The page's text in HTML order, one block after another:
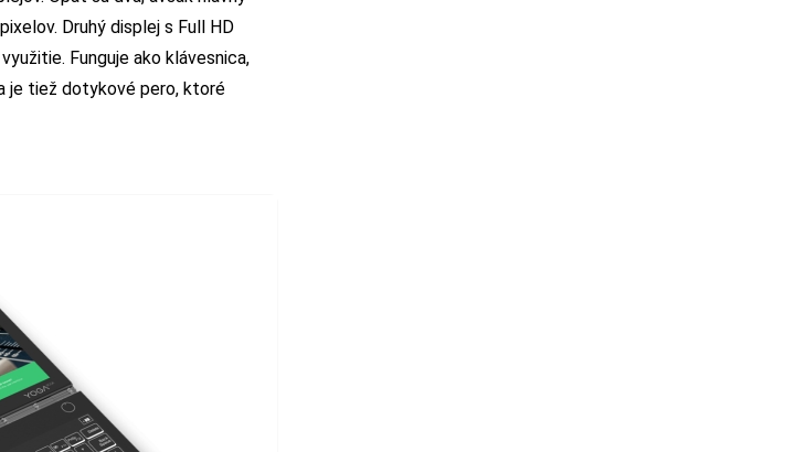
Druhý displej s Full HD
Funguje ako klávesnica,
je tiež dotykové pero, ktoré